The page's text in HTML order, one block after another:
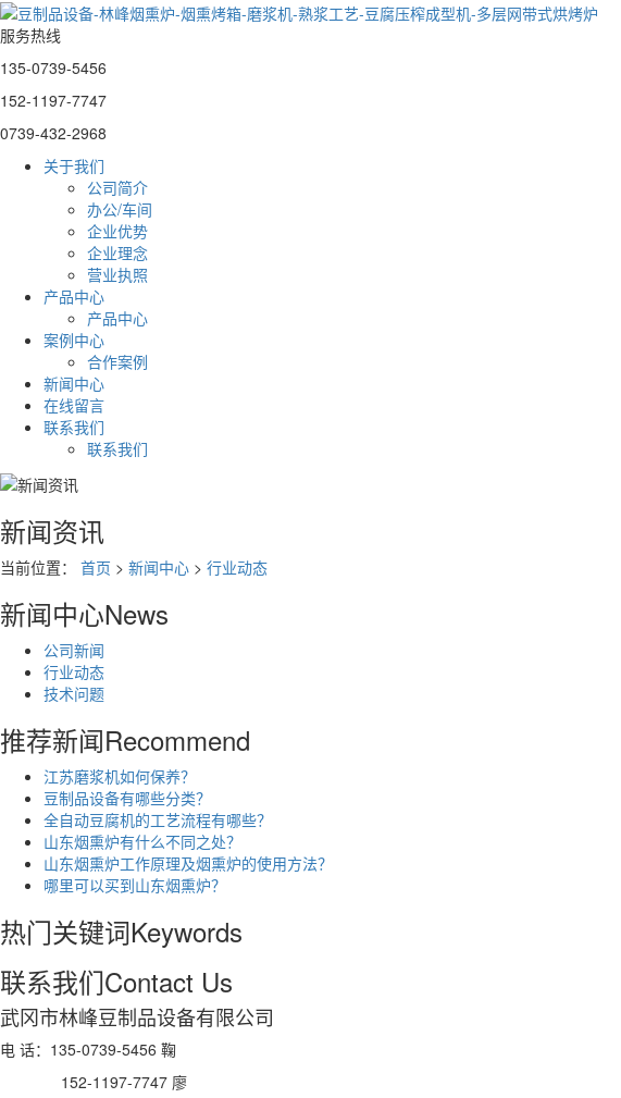
服务热线
135-0739-5456
152-1197-7747
0739-432-2968
关于我们
公司简介
办公/车间
企业优势
企业理念
营业执照
产品中心
产品中心
案例中心
合作案例
新闻中心
在线留言
联系我们
联系我们
新闻资讯
当前位置： 首页 > 新闻中心 > 行业动态
新闻中心News
公司新闻
行业动态
技术问题
推荐新闻Recommend
江苏磨浆机如何保养？
豆制品设备有哪些分类？
全自动豆腐机的工艺流程有哪些？
山东烟熏炉有什么不同之处？
山东烟熏炉工作原理及烟熏炉的使用方法？
哪里可以买到山东烟熏炉？
热门关键词Keywords
联系我们Contact Us
武冈市林峰豆制品设备有限公司
电 话：135-0739-5456 鞠
152-1197-7747 廖